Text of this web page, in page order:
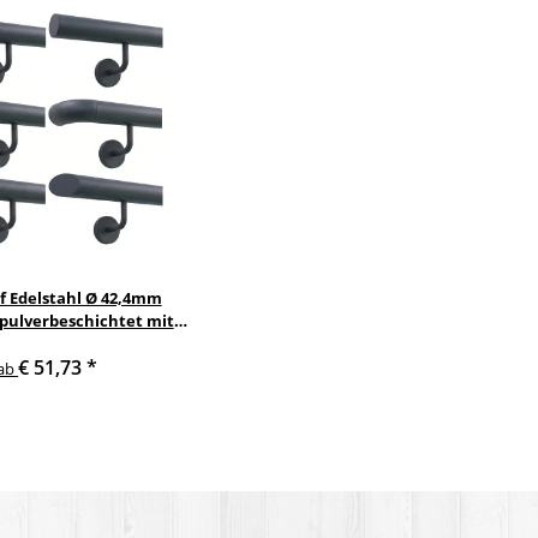
Edelstahl Ø 42,4mm
mit
€ 51,73*